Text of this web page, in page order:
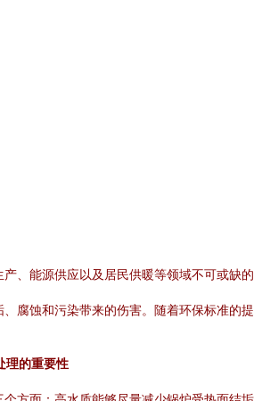
产、能源供应以及居民供暖等领域不可或缺
腐蚀和污染带来的伤害。随着环保标准的
理的重要性